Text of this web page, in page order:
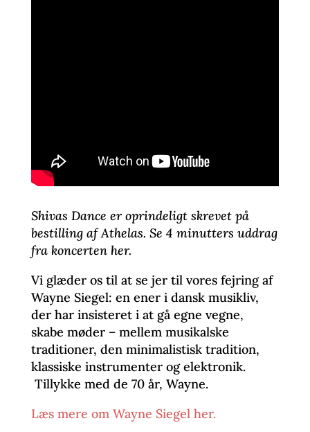
Shivas Dance er oprindeligt skrevet på
bestilling af Athelas. Se 4 minutters uddrag
fra koncerten her.
Vi glæder os til at se jer til vores fejring af
Wayne Siegel: en ener i dansk musikliv,
der har insisteret i at gå egne vegne,
skabe møder – mellem musikalske
traditioner, den minimalistisk tradition,
klassiske instrumenter og elektronik.
Tillykke med de 70 år, Wayne.
Læs mere om Wayne Siegel her.